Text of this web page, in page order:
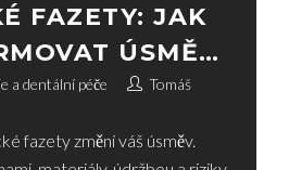
FAZETY: JAK
ÚSMĚV,
PŘED
a dentální péče
Tomáš
fazety změní váš úsměv.